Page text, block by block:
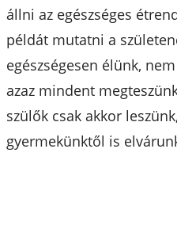
állni az egészséges
példát mutatni a
egészségesen élünk,
azaz mindent
szülők csak akkor
gyermekünktől is